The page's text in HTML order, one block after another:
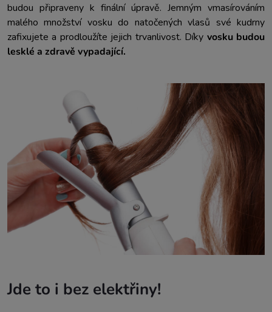
budou připraveny k finální úpravě. Jemným vmasírováním
malého množství vosku do natočených vlasů své kudrny
zafixujete a prodloužíte jejich trvanlivost. Díky vosku budou
lesklé a zdravě vypadající.
Jde to i bez elektřiny!